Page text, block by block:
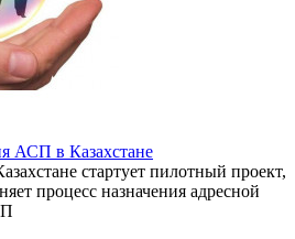
АСП в Казахстане
стартует пилотный проект,
процесс назначения адресной